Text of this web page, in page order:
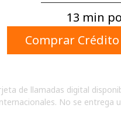
caracter especial13 min
Comprar Crédito
de llamadas digital
No se entrega